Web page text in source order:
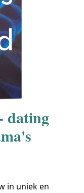
dating
in uniek en